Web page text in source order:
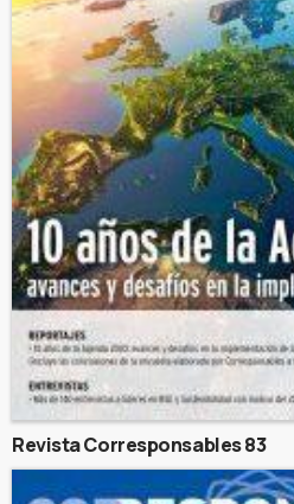
Revista Corresponsables 83